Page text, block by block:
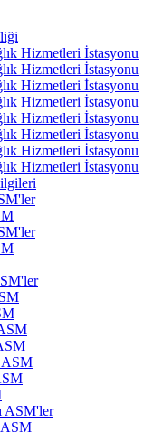
Hizmetleri İstasyonu
Hizmetleri İstasyonu
Hizmetleri İstasyonu
Hizmetleri İstasyonu
Hizmetleri İstasyonu
Hizmetleri İstasyonu
Hizmetleri İstasyonu
Hizmetleri İstasyonu
ASM
ASM'ler